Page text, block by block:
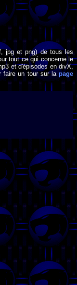
jpg et png) de tous les
tout ce qui concerne le
et d'épisodes en divX,
faire un tour sur lapage